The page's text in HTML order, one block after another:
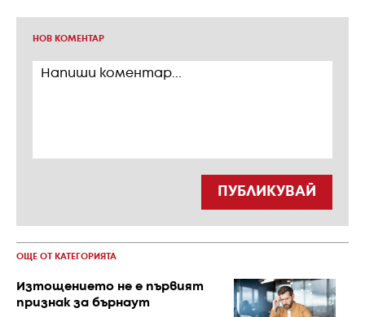
НОВ КОМЕНТАР
ПУБЛИКУВАЙ
ОЩЕ ОТ КАТЕГОРИЯТА
Изтощението не е първият
признак за бърнаут